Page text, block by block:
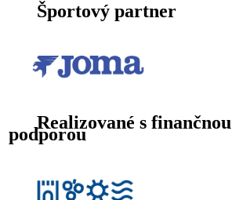
Športový partner
Realizované s finančnou
podporou